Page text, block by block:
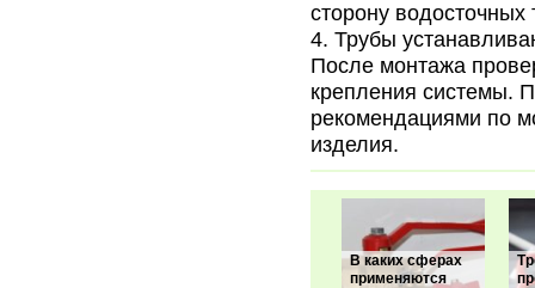
сторону водосточных
Трубы
После монтажа
крепления системы.
рекомендациями по
изделия.
В каких сферах
применяются